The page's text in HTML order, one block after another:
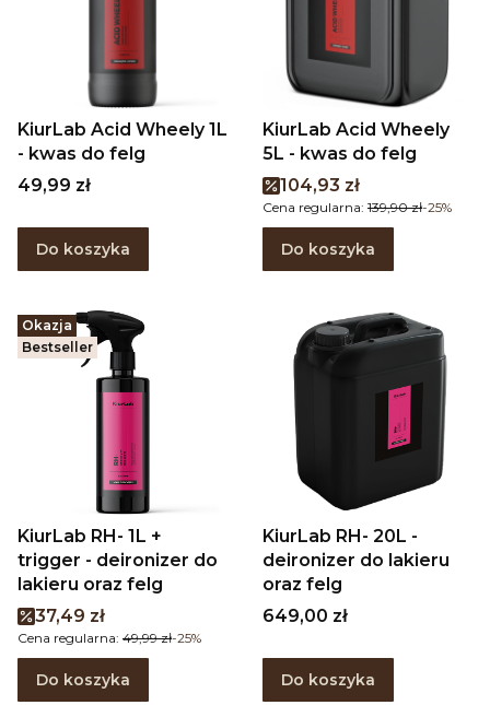
KiurLab Acid Wheely 1L
- kwas do felg
Cena
49,99 zł
Do koszyka
KiurLab Acid Wheely
5L - kwas do felg
Cena promocyjna
104,93 zł
Cena regularna: 139,90 zł-25%
Do koszyka
Okazja
Bestseller
KiurLab RH- 1L +
trigger - deironizer do
lakieru oraz felg
Cena promocyjna
37,49 zł
Cena regularna: 49,99 zł-25%
Do koszyka
KiurLab RH- 20L -
deironizer do lakieru
oraz felg
Cena
649,00 zł
Do koszyka